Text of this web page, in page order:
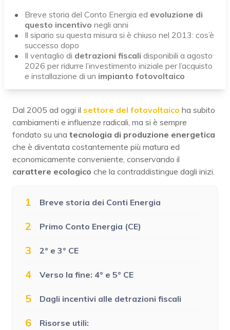
Breve storia del Conto Energia ed evoluzione di
questo incentivo negli anni
Il sipario su questa misura si è chiuso nel 2013: cos’è
successo dopo
Il ventaglio di detrazioni fiscali disponibili a agosto
2026 per ridurre l’investimento iniziale per l’acquisto
e installazione di un impianto fotovoltaico
Dal 2005 ad oggi il settore del fotovoltaico ha subito
cambiamenti e influenze radicali, ma si è sempre
fondato su una tecnologia di produzione energetica
che è diventata costantemente più matura ed
economicamente conveniente, conservando il
carattere ecologico che la contraddistingue dagli inizi.
1 Breve storia dei Conti Energia
2 Primo Conto Energia (CE)
3 2° e 3° CE
4 Verso la fine: 4° e 5° CE
5 Dagli incentivi alle detrazioni fiscali
6 Risorse utili: